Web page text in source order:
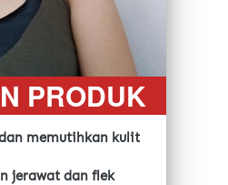
PRODUK
memutihkan kulit
jerawat dan flek